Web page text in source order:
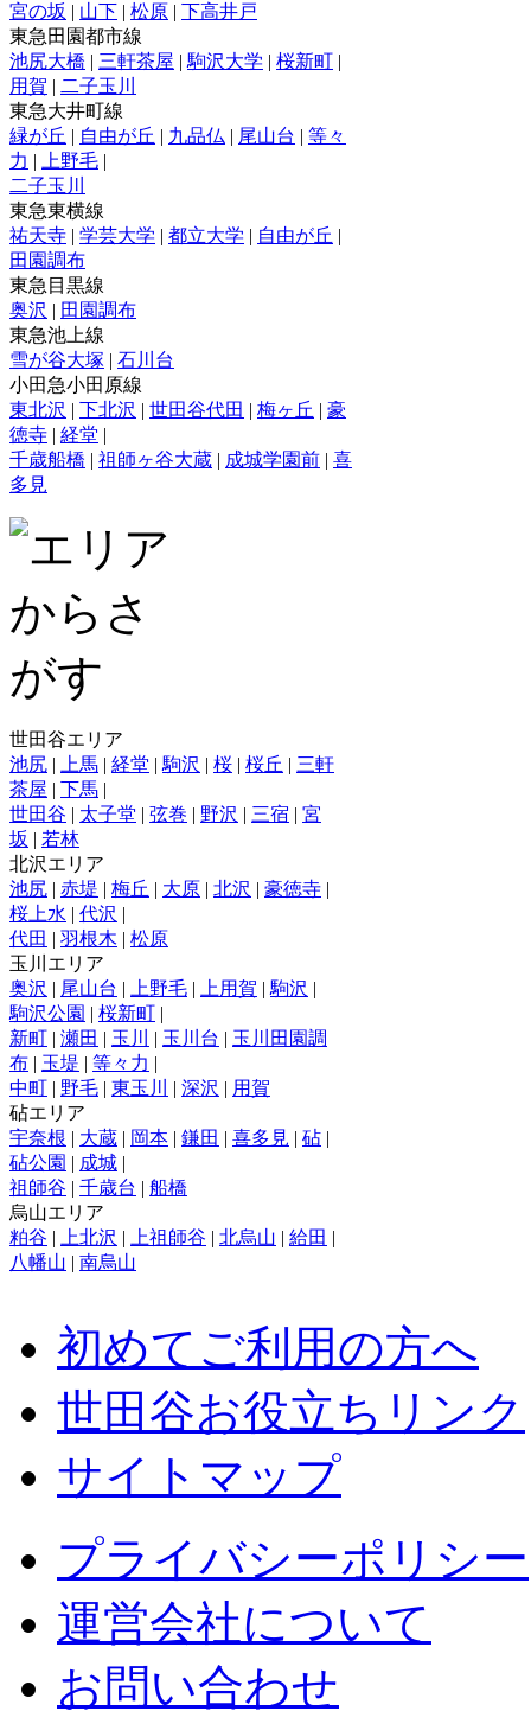
宮の坂 | 山下 | 松原 | 下高井戸
東急田園都市線
池尻大橋 | 三軒茶屋 | 駒沢大学 | 桜新町 |
用賀 | 二子玉川
東急大井町線
緑が丘 | 自由が丘 | 九品仏 | 尾山台 | 等々
力 | 上野毛 |
二子玉川
東急東横線
祐天寺 | 学芸大学 | 都立大学 | 自由が丘 |
田園調布
東急目黒線
奥沢 | 田園調布
東急池上線
雪が谷大塚 | 石川台
小田急小田原線
東北沢 | 下北沢 | 世田谷代田 | 梅ヶ丘 | 豪
徳寺 | 経堂 |
千歳船橋 | 祖師ヶ谷大蔵 | 成城学園前 | 喜
多見
世田谷エリア
池尻 | 上馬 | 経堂 | 駒沢 | 桜 | 桜丘 | 三軒
茶屋 | 下馬 |
世田谷 | 太子堂 | 弦巻 | 野沢 | 三宿 | 宮
坂 | 若林
北沢エリア
池尻 | 赤堤 | 梅丘 | 大原 | 北沢 | 豪徳寺 |
桜上水 | 代沢 |
代田 | 羽根木 | 松原
玉川エリア
奥沢 | 尾山台 | 上野毛 | 上用賀 | 駒沢 |
駒沢公園 | 桜新町 |
新町 | 瀬田 | 玉川 | 玉川台 | 玉川田園調
布 | 玉堤 | 等々力 |
中町 | 野毛 | 東玉川 | 深沢 | 用賀
砧エリア
宇奈根 | 大蔵 | 岡本 | 鎌田 | 喜多見 | 砧 |
砧公園 | 成城 |
祖師谷 | 千歳台 | 船橋
烏山エリア
粕谷 | 上北沢 | 上祖師谷 | 北烏山 | 給田 |
八幡山 | 南烏山
初めてご利用の方へ
世田谷お役立ちリンク
サイトマップ
プライバシーポリシー
運営会社について
お問い合わせ